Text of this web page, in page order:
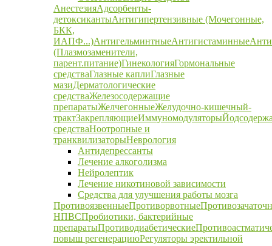
АнестезияАдсорбенты-
детоксикантыАнтигипертензивные (Мочегонные,
БКК,
ИАПФ...)АнтигельминтныеАнтигистаминные
(Плазмозаменители,
парент.питание)ГинекологияГормональные
средстваГлазные каплиГлазные
мазиДерматологические
средстваЖелезосодержащие
препаратыЖелчегонныеЖелудочно-кишечный-
трактЗакрепляющиеИммуномодуляторы
средстваНоотропные и
транквилизаторыНеврология
Антидепрессанты
Лечение алкоголизма
Нейролептик
Лечение никотиновой зависимости
Средства для улучшения работы мозга
ПротивоязвенныеПротиворвотные
НПВСПробиотики, бактерийные
препаратыПротиводиабетические
повыш регенерациюРегуляторы эректильной